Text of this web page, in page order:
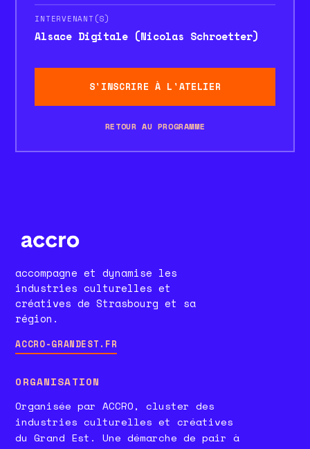
INTERVENANT(S)
Alsace Digitale (Nicolas Schroetter)
S'INSCRIRE À L'ATELIER
RETOUR AU PROGRAMME
accompagne et dynamise les
industries culturelles et
créatives de Strasbourg et sa
région.
ACCRO-GRANDEST.FR
ORGANISATION
Organisée par ACCRO, cluster des
industries culturelles et créatives
du Grand Est. Une démarche de pair à